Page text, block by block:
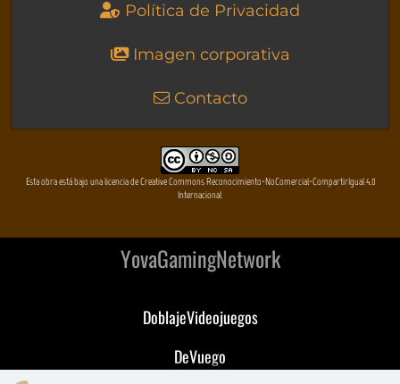
Política de Privacidad
Imagen corporativa
Contacto
Esta obra está bajo una licencia de Creative Commons Reconocimiento-NoComercial-CompartirIgual 4.0
Internacional
YovaGamingNetwork
DoblajeVideojuegos
DeVuego